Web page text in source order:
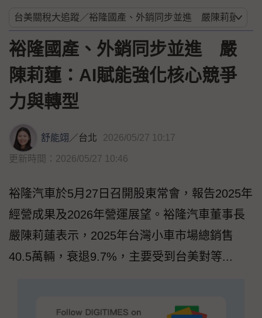
裕隆國產、外銷同步並進 嚴
陳莉蓮：AI賦能強化核心競爭
力與轉型
舒能翊 ／台北 2026/05/27 10:17
更新時間：2026/05/27 10:46
裕隆汽車於5月27日召開股東常會，報告2025年
經營成果及2026年營運展望。裕隆汽車董事長
嚴陳莉蓮表示，2025年台灣小車市場總銷售
40.5萬輛，衰退9.7%，主要受到台美對等...